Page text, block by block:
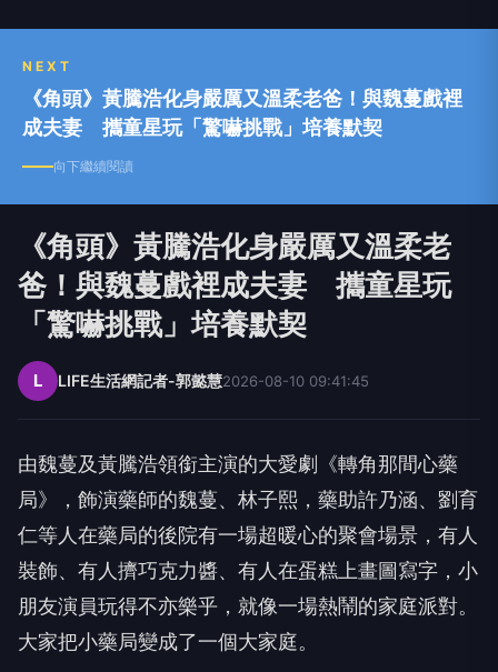
NEXT
《角頭》黃騰浩化身嚴厲又溫柔老爸！與魏蔓戲裡
成夫妻 攜童星玩「驚嚇挑戰」培養默契
向下繼續閱讀
《角頭》黃騰浩化身嚴厲又溫柔老
爸！與魏蔓戲裡成夫妻 攜童星玩
「驚嚇挑戰」培養默契
L LIFE生活網記者-郭懿慧2026-08-10 09:41:45
由魏蔓及黃騰浩領銜主演的大愛劇《轉角那間心藥
局》，飾演藥師的魏蔓、林子熙，藥助許乃涵、劉育
仁等人在藥局的後院有一場超暖心的聚會場景，有人
裝飾、有人擠巧克力醬、有人在蛋糕上畫圖寫字，小
朋友演員玩得不亦樂乎，就像一場熱鬧的家庭派對。
大家把小藥局變成了一個大家庭。